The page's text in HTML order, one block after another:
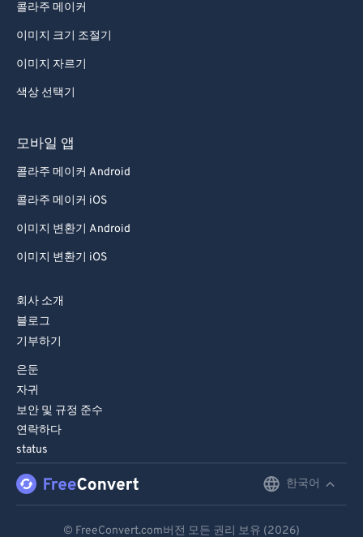
콜라주 메이커
이미지 크기 조절기
이미지 자르기
색상 선택기
모바일 앱
콜라주 메이커 Android
콜라주 메이커 iOS
이미지 변환기 Android
이미지 변환기 iOS
회사 소개
블로그
기부하기
은둔
자귀
보안 및 규정 준수
연락하다
status
한국어
© FreeConvert.com버전 모든 권리 보유 (2026)